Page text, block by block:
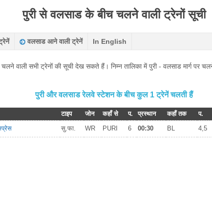
पुरी से वलसाड के बीच चलने वाली ट्रेनों सूची
वलसाड आने वाली ट्रेनें In English
वाली सभी ट्रेनों की सूची देख सकते हैं। निम्न तालिका में पुरी - वलसाड मार्ग पर
पुरी और वलसाड रेलवे स्टेशन के बीच कुल 1 ट्रेनें चलती हैं
टाइप जोन कहाँ से प. प्रस्थान कहाँ तक प.
सु.फा. WR PURI 6 00:30 BL 4,5